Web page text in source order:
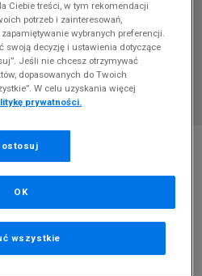
Ciebie treści, w tym rekomendacji
potrzeb i zainteresowań,
wybranych preferencji.
decyzję i ustawienia dotyczące
Jeśli nie chcesz otrzymywać
dopasowanych do Twoich
W celu uzyskania więcej
prywatności.
wszystkie
OK